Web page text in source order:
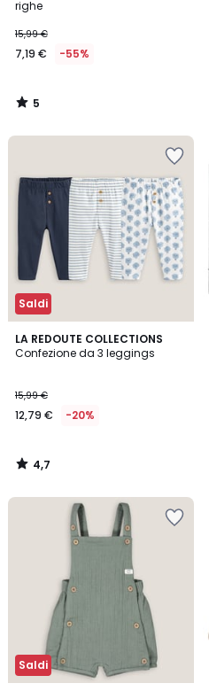
righe
€
Invece
15,99
€
applicato.
15,99 €
7,19 € -55%
5
5
/
Saldi
LA REDOUTE COLLECTIONS
Confezione da 3 leggings
15,99 €
12,79 € -20%
4,7
/ 5
4,7
/
Saldi